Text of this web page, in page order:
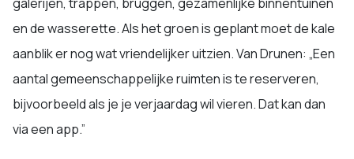
en de wasserette. Als het groen is geplant moet de kale
aanblik er nog wat vriendelijker uitzien. Van Drunen: „Een
aantal gemeenschappelijke ruimten is te reserveren,
bijvoorbeeld als je je verjaardag wil vieren. Dat kan dan
via een app.”